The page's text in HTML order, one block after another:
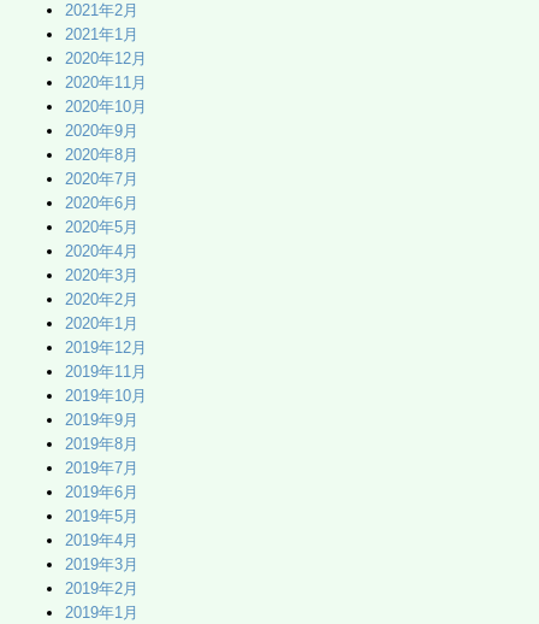
2021年2月
2021年1月
2020年12月
2020年11月
2020年10月
2020年9月
2020年8月
2020年7月
2020年6月
2020年5月
2020年4月
2020年3月
2020年2月
2020年1月
2019年12月
2019年11月
2019年10月
2019年9月
2019年8月
2019年7月
2019年6月
2019年5月
2019年4月
2019年3月
2019年2月
2019年1月